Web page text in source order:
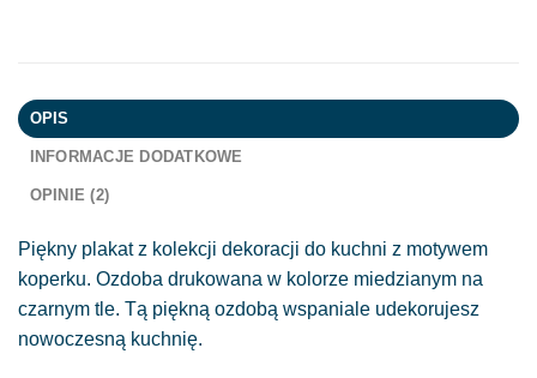
OPIS
INFORMACJE DODATKOWE
OPINIE (2)
Piękny plakat z kolekcji dekoracji do kuchni z motywem
koperku. Ozdoba drukowana w kolorze miedzianym na
czarnym tle. Tą piękną ozdobą wspaniale udekorujesz
nowoczesną kuchnię.